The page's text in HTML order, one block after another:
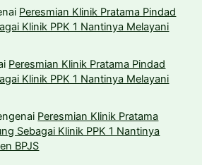
Peresmian Klinik Pratama Pindad
Klinik PPK 1 Nantinya Melayani
Peresmian Klinik Pratama Pindad
Klinik PPK 1 Nantinya Melayani
Peresmian Klinik Pratama
Sebagai Klinik PPK 1 Nantinya
BPJS